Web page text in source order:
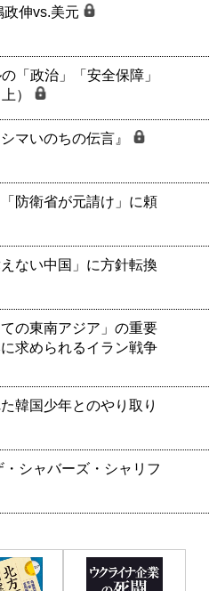
伸vs.美元
「政治」「安全保障」
）
マいのちの伝言』
防衛省が元請け」に頼
ない中国」に方針転換
の東南アジア」の重要
求められるイラン戦争
韓国少年とのやり取り
シャバーズ・シャリフ